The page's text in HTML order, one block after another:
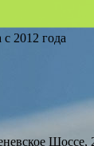
2012 года
Шоссе,